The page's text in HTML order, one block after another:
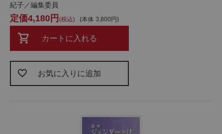
紀子／編集委員
本体 3,800
4,180 税込
カートに入れる
お気に入りに追加